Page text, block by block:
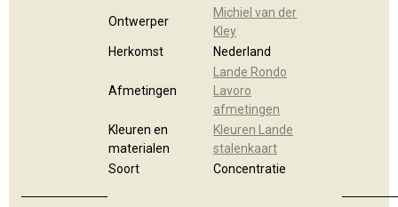
Ontwerper
Michiel van der
Kley
Herkomst
Nederland
Afmetingen
Lande Rondo
Lavoro
afmetingen
Kleuren en
materialen
Kleuren Lande
stalenkaart
Soort
Concentratie